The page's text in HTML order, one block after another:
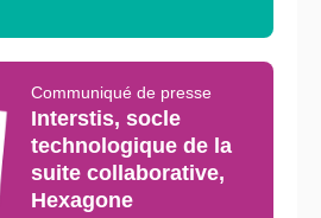
Communiqué de presse
Interstis, socle
technologique de la
suite collaborative,
Hexagone